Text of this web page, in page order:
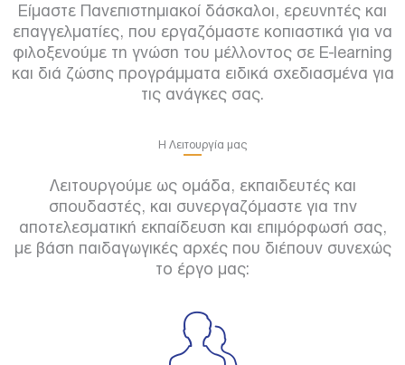
Είμαστε Πανεπιστημιακοί δάσκαλοι, ερευνητές και
επαγγελματίες, που εργαζόμαστε κοπιαστικά για να
φιλοξενούμε τη γνώση του μέλλοντος σε E-learning
και διά ζώσης προγράμματα ειδικά σχεδιασμένα για
τις ανάγκες σας.
Η Λειτουργία μας
Λειτουργούμε ως ομάδα, εκπαιδευτές και
σπουδαστές, και συνεργαζόμαστε για την
αποτελεσματική εκπαίδευση και επιμόρφωσή σας,
με βάση παιδαγωγικές αρχές που διέπουν συνεχώς
το έργο μας: